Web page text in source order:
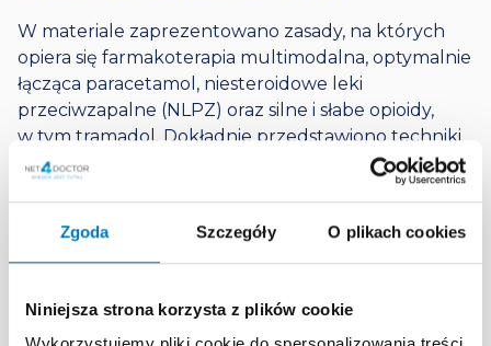
Zgoda Szczegóły O plikach cookies
Niniejsza strona korzysta z plików cookie
W materiale zaprezentowano zasady, na których
opiera się farmakoterapia multimodalna, optymalnie
łącząca paracetamol, niesteroidowe leki
przeciwzapalne (NLPZ) oraz silne i słabe opioidy,
w tym tramadol. Dokładnie przedstawiono techniki
znieczulenia miejscowego, obejmujące
przedoperacyjne i śródoperacyjne ostrzykiwanie
zredukować dawki leków działających ogólnie.
Warto wziąć udział w tym edukacyjnym
terapeutyczne, zapewnić pacjentom pełne